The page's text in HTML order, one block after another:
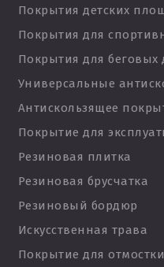
Покрытия детских
Покрытия для
Покрытия для беговых
Универсальные
Антискользящее
Покрытие для
Резиновая плитка
Резиновая брусчатка
Резиновый бордюр
Искусственная трава
Покрытие для отмостки